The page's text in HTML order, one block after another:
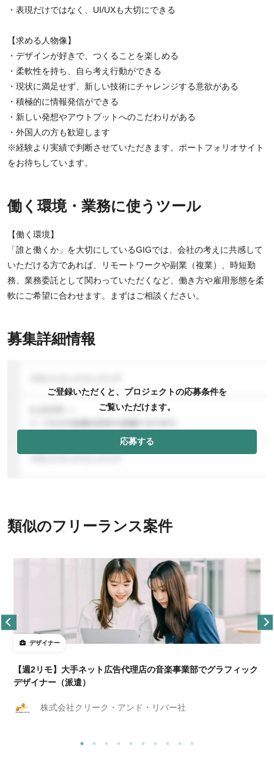
・表現だけではなく、UI/UXも大切にできる
【求める人物像】
・デザインが好きで、つくることを楽しめる
・柔軟性を持ち、自ら考え行動ができる
・現状に満足せず、新しい技術にチャレンジする意欲がある
・積極的に情報発信ができる
・新しい発想やアウトプットへのこだわりがある
・外国人の方も歓迎します
※経験より実績で判断させていただきます。ポートフォリオサイト
をお待ちしています。
働く環境・業務に使うツール
【働く環境】
「誰と働くか」を大切にしているGIGでは、会社の考えに共感して
いただける方であれば、リモートワークや副業（複業）、時短勤
務、業務委託として関わっていただくなど、働き方や雇用形態を柔
軟にご希望に合わせます。まずはご相談ください。
募集詳細情報
ご登録いただくと、プロジェクトの応募条件を
ご覧いただけます。
応募する
類似のフリーランス案件
デザイナー
【週2リモ】大手ネット広告代理店の音楽事業部でグラフィック
デザイナー（派遣）
株式会社クリーク・アンド・リバー社